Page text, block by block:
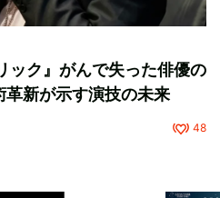
ック』がんで失った俳優の
新が示す演技の未来
48